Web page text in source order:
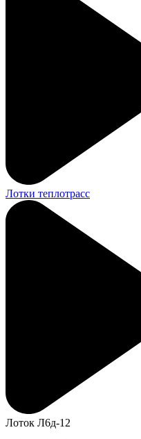
Лотки теплотрасс
Лоток Л6д-12